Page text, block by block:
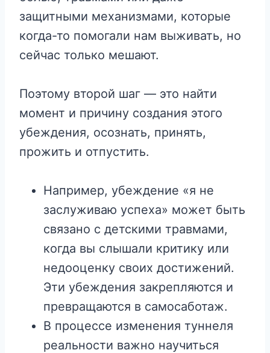
защитными механизмами, которые
когда-то помогали нам выживать, но
сейчас только мешают.
Поэтому второй шаг — это найти
момент и причину создания этого
убеждения, осознать, принять,
прожить и отпустить.
Например, убеждение «я не
заслуживаю успеха» может быть
связано с детскими травмами,
когда вы слышали критику или
недооценку своих достижений.
Эти убеждения закрепляются и
превращаются в самосаботаж.
В процессе изменения туннеля
реальности важно научиться